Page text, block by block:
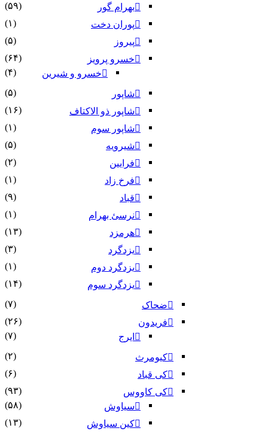
بهرام گور
(۵۹)
پوران دخت
(۱)
پیروز
(۵)
خسرو پرویز
(۶۴)
خسرو و شیرین
(۴)
شاپور
(۵)
شاپور ذو الاکتاف
(۱۶)
شاپور سوم‏
(۱)
شیرویه
(۵)
فرایین
(۲)
فرخ زاد
(۱)
قباد
(۹)
نرسئ بهرام‏
(۱)
هرمزد
(۱۳)
یزدگرد
(۳)
یزدگرد دوم
(۱)
یزدگرد سوم
(۱۴)
ضحاک
(۷)
فریدون
(۲۶)
ایرج
(۷)
کیومرث
(۲)
کی قباد
(۶)
کی کاووس
(۹۳)
سیاوش
(۵۸)
کین سیاوش
(۱۳)